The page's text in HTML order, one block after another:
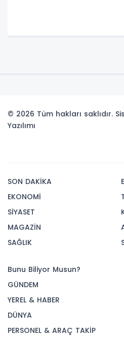
© 2026 Tüm hakları saklıdır.
Yazılımı
SON DAKİKA
EKONOMİ
SİYASET
MAGAZİN
SAĞLIK
Bunu Biliyor Musun?
GÜNDEM
YEREL & HABER
DÜNYA
PERSONEL & ARAÇ TAKİP